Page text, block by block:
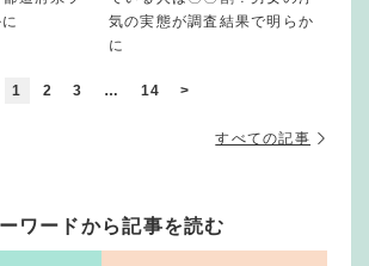
気の実態が調査結果で明らか
に
1 2 3 … 14 >
すべての記事
ワードから記事を読む